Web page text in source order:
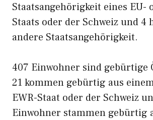
Staatsangehörigkeit eines EU-
Staats oder der Schweiz und 4
andere Staatsangehörigkeit.
407 Einwohner sind gebürtige
21 kommen gebürtig aus
EWR-Staat oder der Schweiz
Einwohner stammen gebürtig